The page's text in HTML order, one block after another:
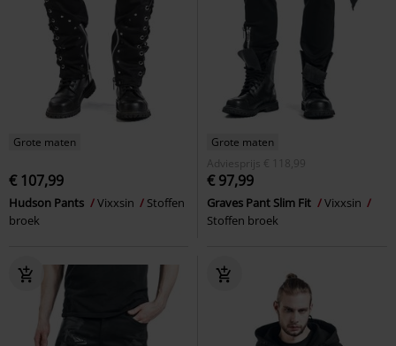
Grote maten
€ 107,99
Hudson Pants Vixxsin
Stoffen
broek
Grote maten
Adviesprijs
€ 118,99
€ 97,99
Graves Pant Slim Fit
Vixxsin
Stoffen broek